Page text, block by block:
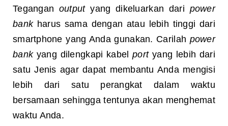
Tegangan outputyang dikeluarkan dari power
bankharus sama dengan atau lebih tinggi dari
smartphone yang Anda gunakan. Carilah power
bankyang dilengkapi kabelport yang lebih dari
satu Jenis agar dapat membantu Anda mengisi
lebih dari satu perangkat dalam waktu
bersamaan sehingga tentunya akan menghemat
waktu Anda.